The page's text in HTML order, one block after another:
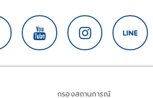
กรองสถานการณ์